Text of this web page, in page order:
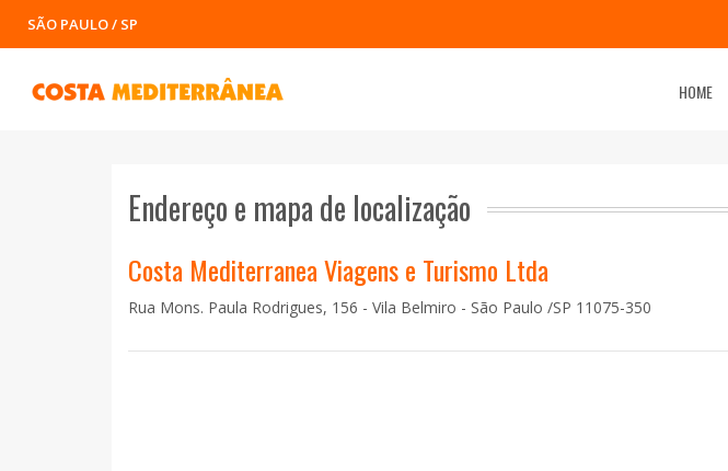
SÃO PAULO / SP
HOME
Endereço e mapa de localização
Costa Mediterranea Viagens e Turismo Ltda
Rua Mons. Paula Rodrigues, 156 - Vila Belmiro - São Paulo /SP 11075-350